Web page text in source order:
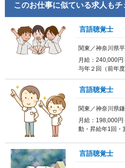
このお仕事に似ている求人もチ
言語聴覚士
関東／神奈川県
月給：240,000
与年２回（前年度
言語聴覚士
関東／神奈川県
月給：198,000
動・昇給年1回・
言語聴覚士